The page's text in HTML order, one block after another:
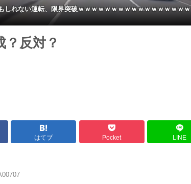
しれない運転、限界突破ｗｗｗｗｗｗｗｗｗｗｗｗｗｗｗｗｗ
？反対？
はてブ Pocket LINE